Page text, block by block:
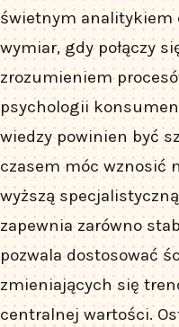
świetnym analitykiem
wymiar, gdy połączy
zrozumieniem
psychologii
wiedzy powinien być
czasem móc wznosić
wyższą
zapewnia zarówno
pozwala dostosować
zmieniających się
centralnej wartości.